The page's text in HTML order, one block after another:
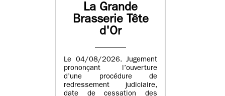
La Grande
Brasserie Tête
d'Or
Le 04/08/2026. Jugement
prononçant l’ouverture
d’une procédure de
redressement judiciaire,
date de cessation des